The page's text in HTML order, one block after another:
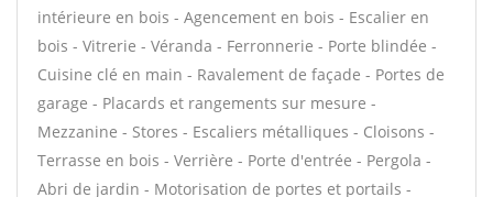
intérieure en bois - Agencement en bois - Escalier en
bois - Vitrerie - Véranda - Ferronnerie - Porte blindée -
Cuisine clé en main - Ravalement de façade - Portes de
garage - Placards et rangements sur mesure -
Mezzanine - Stores - Escaliers métalliques - Cloisons -
Terrasse en bois - Verrière - Porte d'entrée - Pergola -
Abri de jardin - Motorisation de portes et portails -